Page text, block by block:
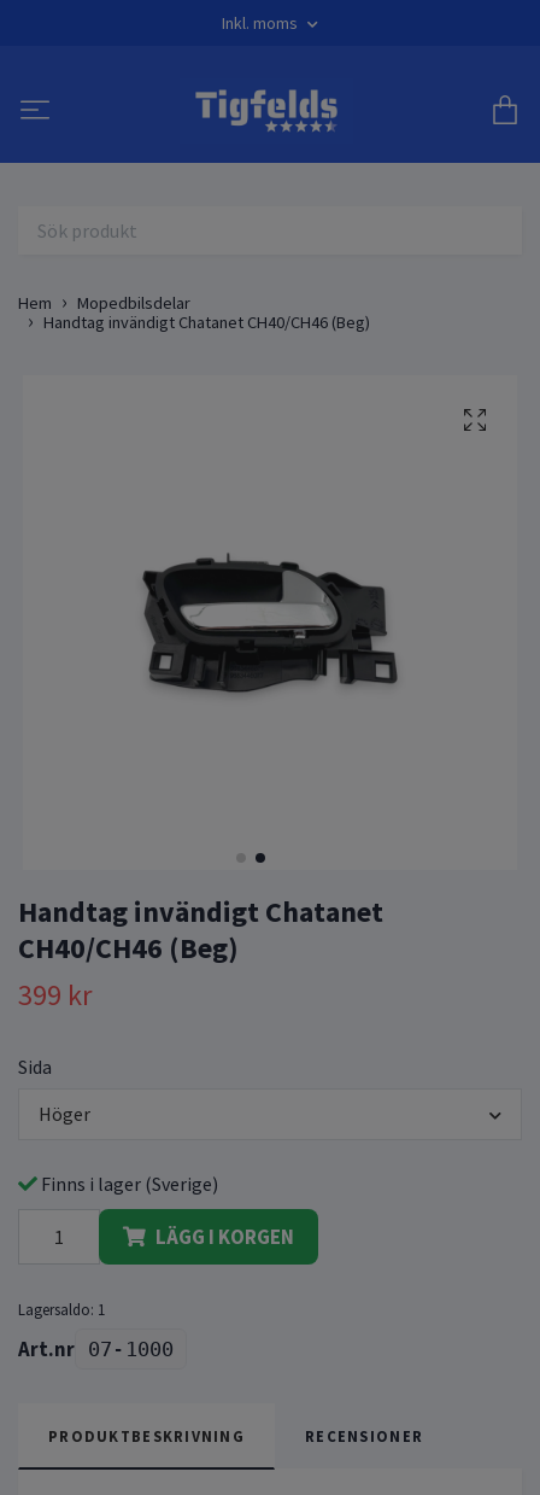
Inkl. moms
Hem
Mopedbilsdelar
Handtag invändigt Chatanet CH40/CH46 (Beg)
Handtag invändigt Chatanet
CH40/CH46 (Beg)
399 kr
Sida
Höger
Finns i lager (Sverige)
LÄGG I KORGEN
Lagersaldo: 1
07-1000
PRODUKTBESKRIVNING RECENSIONER